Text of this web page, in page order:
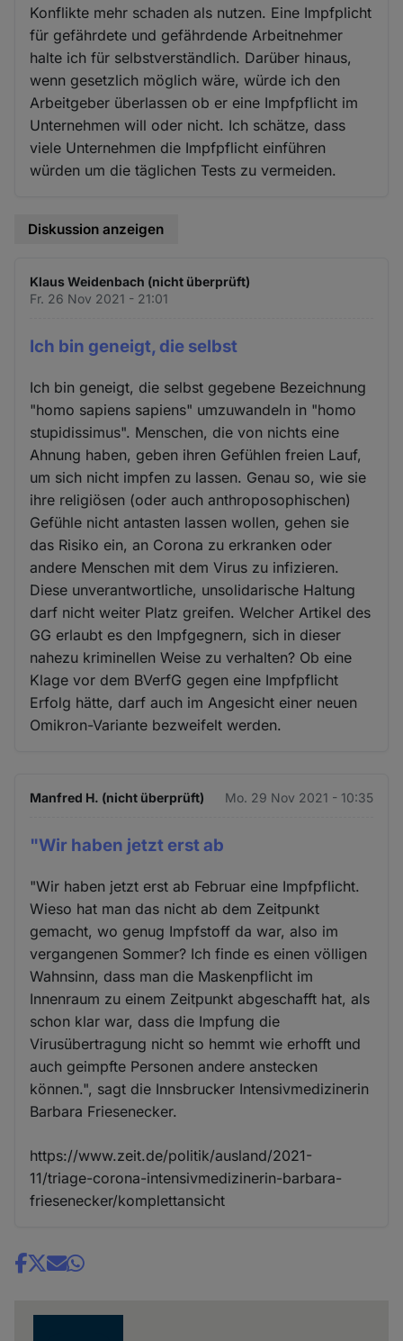
Konflikte mehr schaden als nutzen. Eine Impfplicht
für gefährdete und gefährdende Arbeitnehmer
halte ich für selbstverständlich. Darüber hinaus,
wenn gesetzlich möglich wäre, würde ich den
Arbeitgeber überlassen ob er eine Impfpflicht im
Unternehmen will oder nicht. Ich schätze, dass
viele Unternehmen die Impfpflicht einführen
würden um die täglichen Tests zu vermeiden.
Diskussion anzeigen
Klaus Weidenbach (nicht überprüft)
Fr. 26 Nov 2021 - 21:01
Ich bin geneigt, die selbst
Ich bin geneigt, die selbst gegebene Bezeichnung
"homo sapiens sapiens" umzuwandeln in "homo
stupidissimus". Menschen, die von nichts eine
Ahnung haben, geben ihren Gefühlen freien Lauf,
um sich nicht impfen zu lassen. Genau so, wie sie
ihre religiösen (oder auch anthroposophischen)
Gefühle nicht antasten lassen wollen, gehen sie
das Risiko ein, an Corona zu erkranken oder
andere Menschen mit dem Virus zu infizieren.
Diese unverantwortliche, unsolidarische Haltung
darf nicht weiter Platz greifen. Welcher Artikel des
GG erlaubt es den Impfgegnern, sich in dieser
nahezu kriminellen Weise zu verhalten? Ob eine
Klage vor dem BVerfG gegen eine Impfpflicht
Erfolg hätte, darf auch im Angesicht einer neuen
Omikron-Variante bezweifelt werden.
Manfred H. (nicht überprüft) Mo. 29 Nov 2021 - 10:35
"Wir haben jetzt erst ab
"Wir haben jetzt erst ab Februar eine Impfpflicht.
Wieso hat man das nicht ab dem Zeitpunkt
gemacht, wo genug Impfstoff da war, also im
vergangenen Sommer? Ich finde es einen völligen
Wahnsinn, dass man die Maskenpflicht im
Innenraum zu einem Zeitpunkt abgeschafft hat, als
schon klar war, dass die Impfung die
Virusübertragung nicht so hemmt wie erhofft und
auch geimpfte Personen andere anstecken
können.", sagt die Innsbrucker Intensivmedizinerin
Barbara Friesenecker.
https://www.zeit.de/politik/ausland/2021-
11/triage-corona-intensivmedizinerin-barbara-
friesenecker/komplettansicht
Share